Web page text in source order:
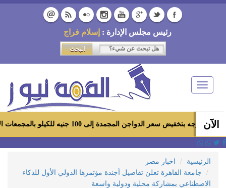
رئيس مجلس الإدارة : إسلام فراج
Toggle
navigation
الآن
المجمدة إلى 100 جنيه للكيلو بالمجمعات الاستهلاكية ومعارض «أهلاً رمضان»
الرئيسية
اخبار مصر
جامعة القاهرة تعلن تفاصيل أجندة مؤتمرها الدولي الأول للذكاء
الاصطناعي بمشاركة محلية ودولية واسعة